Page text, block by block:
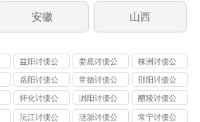
安徽 山西
益阳讨债公
司
娄底讨债公
司
株洲讨债公
司
岳阳讨债公
司
常德讨债公
司
邵阳讨债公
司
怀化讨债公
司
浏阳讨债公
司
醴陵讨债公
司
沅江讨债公
涟源讨债公
常宁讨债公